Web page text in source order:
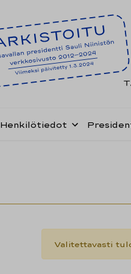
Henkilötiedot
Valitettavasti